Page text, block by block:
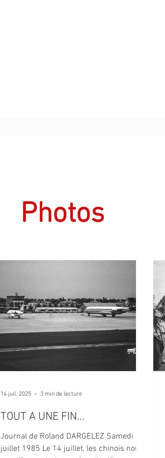
Photos
TOUT A UNE FIN...
Journal de Roland DARGELEZ Samedi 14
juillet 1985 Le 14 juillet, les chinois nous
14 juil. 2025 3 min de lecture